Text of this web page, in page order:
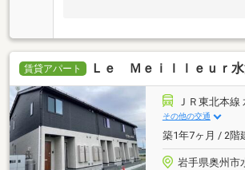
賃貸アパート Ｌｅ Ｍｅｉｌｌｅｕｒ水
ＪＲ東北本線
その他の交通
築1年7ヶ月 / 2階
岩手県奥州市